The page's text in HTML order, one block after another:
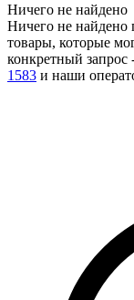
Ничего не найдено
Ничего не найдено
товары, которые
конкретный
1583 и наши